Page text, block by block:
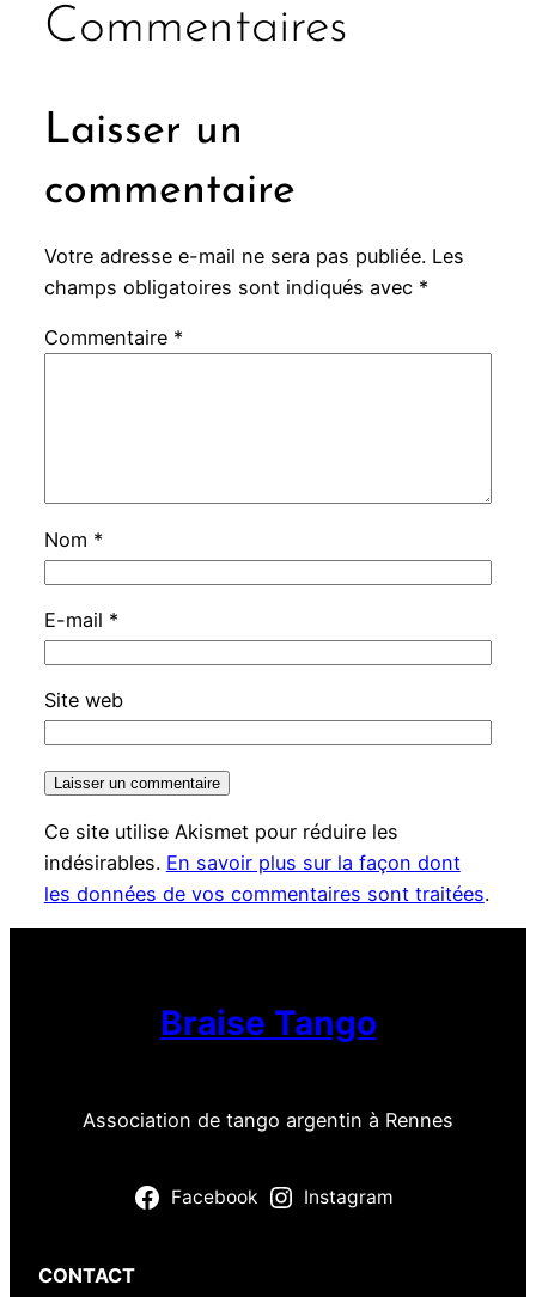
Commentaires
Laisser un
commentaire
Votre adresse e-mail ne sera pas publiée. Les
champs obligatoires sont indiqués avec *
Commentaire *
Nom *
E-mail *
Site web
Ce site utilise Akismet pour réduire les
indésirables. En savoir plus sur la façon dont
les données de vos commentaires sont traitées.
Braise Tango
Association de tango argentin à Rennes
Facebook Instagram
CONTACT